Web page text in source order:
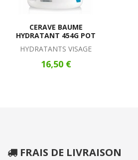
CERAVE BAUME
HYDRATANT 454G POT
HYDRATANTS VISAGE
16,50 €
FRAIS DE LIVRAISON